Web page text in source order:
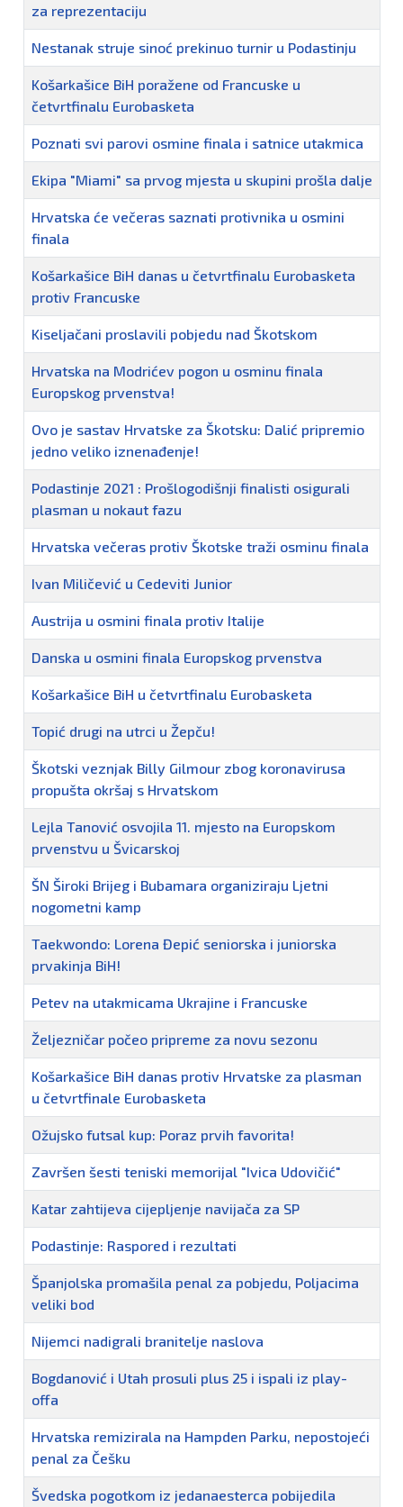
za reprezentaciju
Nestanak struje sinoć prekinuo turnir u Podastinju
Košarkašice BiH poražene od Francuske u
četvrtfinalu Eurobasketa
Poznati svi parovi osmine finala i satnice utakmica
Ekipa "Miami" sa prvog mjesta u skupini prošla dalje
Hrvatska će večeras saznati protivnika u osmini
finala
Košarkašice BiH danas u četvrtfinalu Eurobasketa
protiv Francuske
Kiseljačani proslavili pobjedu nad Škotskom
Hrvatska na Modrićev pogon u osminu finala
Europskog prvenstva!
Ovo je sastav Hrvatske za Škotsku: Dalić pripremio
jedno veliko iznenađenje!
Podastinje 2021 : Prošlogodišnji finalisti osigurali
plasman u nokaut fazu
Hrvatska večeras protiv Škotske traži osminu finala
Ivan Miličević u Cedeviti Junior
Austrija u osmini finala protiv Italije
Danska u osmini finala Europskog prvenstva
Košarkašice BiH u četvrtfinalu Eurobasketa
Topić drugi na utrci u Žepču!
Škotski veznjak Billy Gilmour zbog koronavirusa
propušta okršaj s Hrvatskom
Lejla Tanović osvojila 11. mjesto na Europskom
prvenstvu u Švicarskoj
ŠN Široki Brijeg i Bubamara organiziraju Ljetni
nogometni kamp
Taekwondo: Lorena Đepić seniorska i juniorska
prvakinja BiH!
Petev na utakmicama Ukrajine i Francuske
Željezničar počeo pripreme za novu sezonu
Košarkašice BiH danas protiv Hrvatske za plasman
u četvrtfinale Eurobasketa
Ožujsko futsal kup: Poraz prvih favorita!
Završen šesti teniski memorijal "Ivica Udovičić"
Katar zahtijeva cijepljenje navijača za SP
Podastinje: Raspored i rezultati
Španjolska promašila penal za pobjedu, Poljacima
veliki bod
Nijemci nadigrali branitelje naslova
Bogdanović i Utah prosuli plus 25 i ispali iz play-
offa
Hrvatska remizirala na Hampden Parku, nepostojeći
penal za Češku
Švedska pogotkom iz jedanaesterca pobijedila